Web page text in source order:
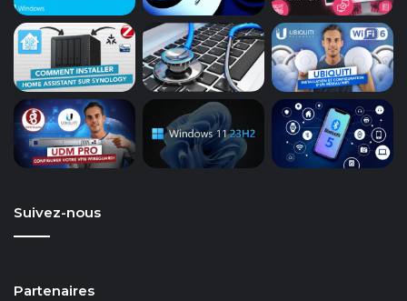
Suivez-nous
Partenaires